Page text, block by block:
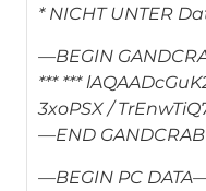
* NICHT UNTER
—BEGIN
*** ***
3xoPSX /
—END
—BEGIN PC